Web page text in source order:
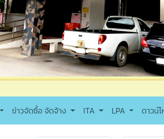
ข่าวจัดซื้อ จัดจ้าง ITA LPA ดาวน์